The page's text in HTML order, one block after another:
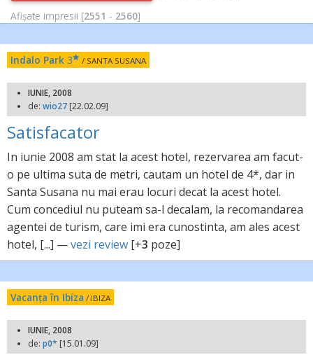
Afișate impresii [2551 - 2560]
Indalo Park 3 / SANTA SUSANA
IUNIE, 2008
de: wio27 [22.02.09]
Satisfacator
In iunie 2008 am stat la acest hotel, rezervarea am facut-
o pe ultima suta de metri, cautam un hotel de 4*, dar in
Santa Susana nu mai erau locuri decat la acest hotel.
Cum concediul nu puteam sa-l decalam, la recomandarea
agentei de turism, care imi era cunostinta, am ales acest
hotel, [...] —vezi review [+3 poze]
Vacanța în Ibiza / IBIZA
IUNIE, 2008
de: p0* [15.01.09]